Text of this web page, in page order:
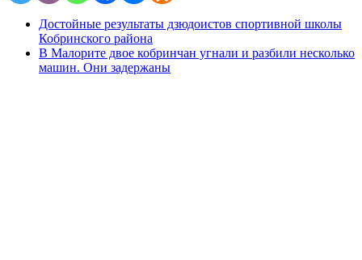
Достойные результаты дзюдоистов спортивной школы
Кобринского района
В Малорите двое кобринчан угнали и разбили несколько
машин. Они задержаны